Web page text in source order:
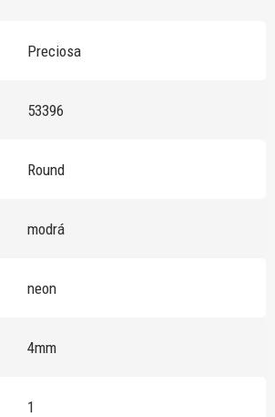
Preciosa
53396
Round
modrá
neon
4mm
1